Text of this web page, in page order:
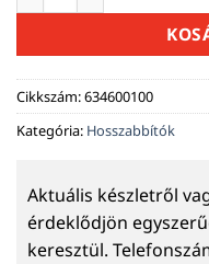
Cikkszám:634600100
Kategória: Hosszabbítók
Aktuális készletről
érdeklődjön
keresztül.